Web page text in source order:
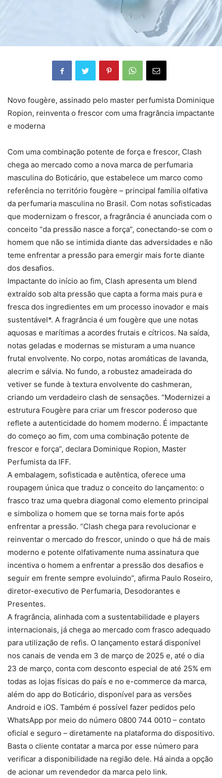
Novo fougère, assinado pelo master perfumista Dominique
Ropion, reinventa o frescor com uma fragrância impactante
e moderna
Com uma combinação potente de força e frescor, Clash
chega ao mercado como a nova marca de perfumaria
masculina do Boticário, que estabelece um marco como
referência no território fougère – principal família olfativa
da perfumaria masculina no Brasil. Com notas sofisticadas
que modernizam o frescor, a fragrância é anunciada com o
conceito “da pressão nasce a força”, conectando-se com o
homem que não se intimida diante das adversidades e não
teme enfrentar a pressão para emergir mais forte diante
dos desafios.
Impactante do início ao fim, Clash apresenta um blend
extraído sob alta pressão que capta a forma mais pura e
fresca dos ingredientes em um processo inovador e mais
sustentável*. A fragrância é um fougère que une notas
aquosas e marítimas a acordes frutais e cítricos. Na saída,
notas geladas e modernas se misturam a uma nuance
frutal envolvente. No corpo, notas aromáticas de lavanda,
alecrim e sálvia. No fundo, a robustez amadeirada do
vetiver se funde à textura envolvente do cashmeran,
criando um verdadeiro clash de sensações. “Modernizei a
estrutura Fougère para criar um frescor poderoso que
reflete a autenticidade do homem moderno. É impactante
do começo ao fim, com uma combinação potente de
frescor e força”, declara Dominique Ropion, Master
Perfumista da IFF.
A embalagem, sofisticada e autêntica, oferece uma
roupagem única que traduz o conceito do lançamento: o
frasco traz uma quebra diagonal como elemento principal
e simboliza o homem que se torna mais forte após
enfrentar a pressão. “Clash chega para revolucionar e
reinventar o mercado do frescor, unindo o que há de mais
moderno e potente olfativamente numa assinatura que
incentiva o homem a enfrentar a pressão dos desafios e
seguir em frente sempre evoluindo”, afirma Paulo Roseiro,
diretor-executivo de Perfumaria, Desodorantes e
Presentes.
A fragrância, alinhada com a sustentabilidade e players
internacionais, já chega ao mercado com frasco adequado
para utilização de refis. O lançamento estará disponível
nos canais de venda em 3 de março de 2025 e, até o dia
23 de março, conta com desconto especial de até 25% em
todas as lojas físicas do país e no e-commerce da marca,
além do app do Boticário, disponível para as versões
Android e iOS. Também é possível fazer pedidos pelo
WhatsApp por meio do número 0800 744 0010 – contato
oficial e seguro – diretamente na plataforma do dispositivo.
Basta o cliente contatar a marca por esse número para
verificar a disponibilidade na região dele. Há ainda a opção
de acionar um revendedor da marca pelo link.